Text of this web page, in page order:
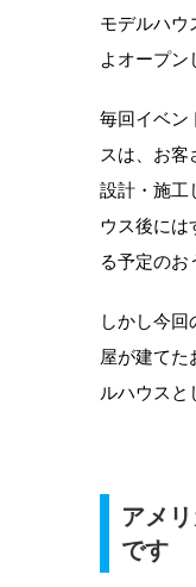
モデルハウ
よオープン
毎回イベン
スは、お客
設計・施工
ウス後には
る予定のお
しかし今
屋が建てた
ルハウスと
アメ
です